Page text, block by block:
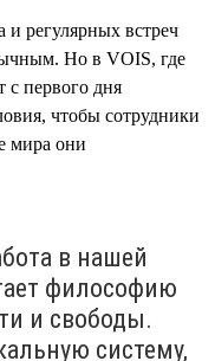
и регулярных встреч
Но в VOIS, где
с первого дня
чтобы сотрудники
мира они
в нашей
философию
и свободы.
систему,